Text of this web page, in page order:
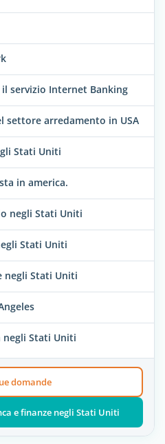
il servizio Internet Banking
arredamento in USA
Stati Uniti
in america.
negli Stati Uniti
Stati Uniti
negli Stati Uniti
Stati Uniti
domande
e finanze negli Stati Uniti